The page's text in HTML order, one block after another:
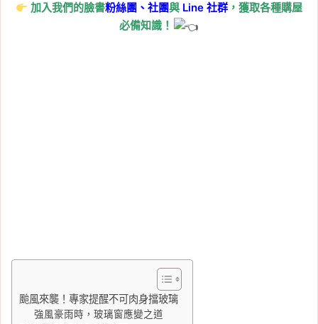
加入我們的臉書粉絲團、社團與 Line社群 ，獲取各種購屋
必備知識！
颱風來襲！專家提醒不可肉身擋玻璃
強風豪雨時，玻璃窗應變之道